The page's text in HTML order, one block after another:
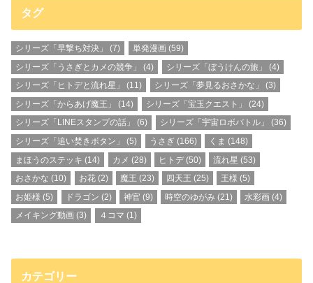
タグ
シリーズ「早撃ち対決」 (7) 単発漫画(59)
シリーズ「うさぎとカメの競争」
(4) シリーズ「ぼうけんの旅」
(4)
シリーズ「ヒトデと流れ星」
(11) シリーズ「夢見るおさかな」
(3)
シリーズ「からあげ魔王」
(14) シリーズ「宝玉クエスト」
(24)
シリーズ「LINEスタンプの話」
(6) シリーズ「宇宙ロボバトル」
(36)
シリーズ「追い焚きボタン」
(5) うさぎ (166) くま (148)
まほうのステッキ (14) カメ (28) ヒトデ(50) 流れ星 (53)
おさかな (10) お花(2) 魔王 (23) 四天王 (25) 王様 (5)
お姫様 (5) ドラゴン (2) 神官 (9) 時空のゆがみ (21) 水彩画 (4)
メイキング動画 (3) ４コマ (1)
カテゴリー